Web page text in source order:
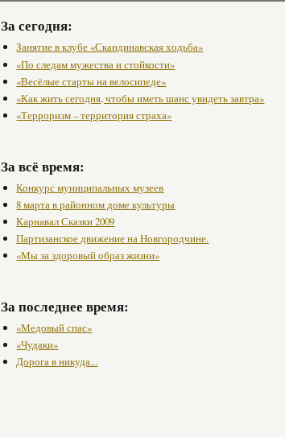
За сегодня:
Занятие в клубе «Скандинавская ходьба»
«По следам мужества и стойкости»
«Весёлые старты на велосипеде»
«Как жить сегодня, чтобы иметь шанс увидеть завтра»
«Терроризм – территория страха»
За всё время:
Конкурс муниципальных музеев
8 марта в районном доме культуры
Карнавал Сказки 2009
Партизанское движение на Новгородчине.
«Мы за здоровый образ жизни»
За последнее время:
«Медовый спас»
«Чудаки»
Дорога в никуда...